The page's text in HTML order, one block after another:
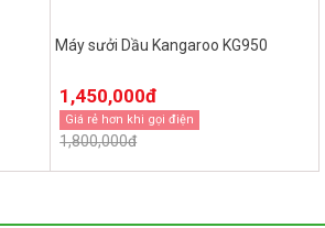
Máy sưởi Dầu Kangaroo KG950
1,450,000đ
Giá rẻ hơn khi gọi điện
1,800,000đ